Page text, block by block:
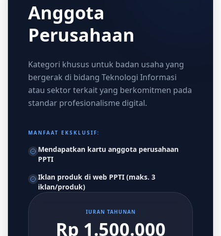
Anggota
Perusahaan
Kategori khusus untuk badan usaha yang
bergerak di bidang Teknologi Informasi
atau sektor terkait yang berkomitmen pada
standar profesionalisme digital.
MANFAAT EKSKLUSIF:
Mendapatkan kartu anggota perusahaan
PPTI
Iklan produk di web PPTI (maks. 3
iklan/produk)
IURAN TAHUNAN
Rp 1.500.000